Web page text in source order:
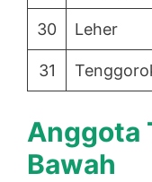
30 Leher
31
Anggota
Bawah